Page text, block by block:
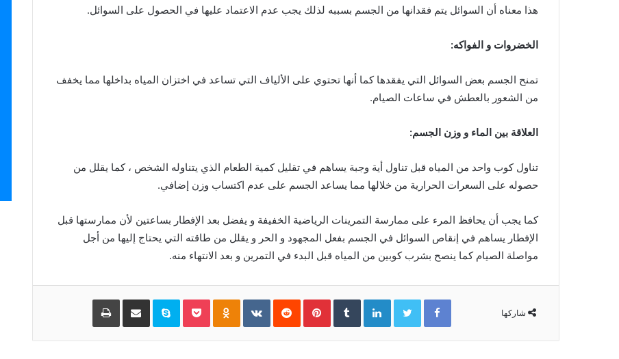
هذا معناه أن السوائل يتم فقدانها من الجسم بسببه لذلك يجب عدم الاعتماد عليها في الحصول على السوائل.
الخضروات و الفواكه:
تمنح الجسم بعض السوائل التي يفقدها كما أنها تحتوي على الألياف التي تساعد في اختزان المياه بداخلها مما يخفف
من الشعور بالعطش في ساعات الصيام.
العلاقة بين الماء و وزن الجسم:
تناول كوب واحد من المياه قبل تناول أية وجبة يساهم في تقليل كمية الطعام الذي يتناوله الشخص ، كما يقلل من
حصوله على السعرات الحرارية من خلالها مما يساعد الجسم على عدم اكتساب وزن إضافي.
كما يجب أن يحافظ المرء على ممارسة التمرينات الرياضية الخفيفة و يفضل بعد الإفطار بساعتين لأن ممارستها قبل
الإفطار يساهم في إنقاص السوائل في الجسم بفعل المجهود و الحر و يقلل من طاقته التي يحتاج إليها من أجل
مواصلة الصيام كما ينصح بشرب كوبين من المياه قبل البدء في التمرين و بعد الانتهاء منه.
شاركها
Facebook
Twitter
LinkedIn
‏Tumblr
Pinterest
‏Reddit
‏VKontakte
Pocket
Skype مشاركة عبر البريد